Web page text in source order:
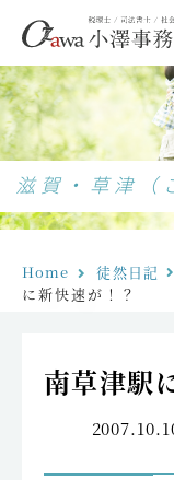
滋賀・草津（
Home 徒然日記
に新快速が！？
南草津駅